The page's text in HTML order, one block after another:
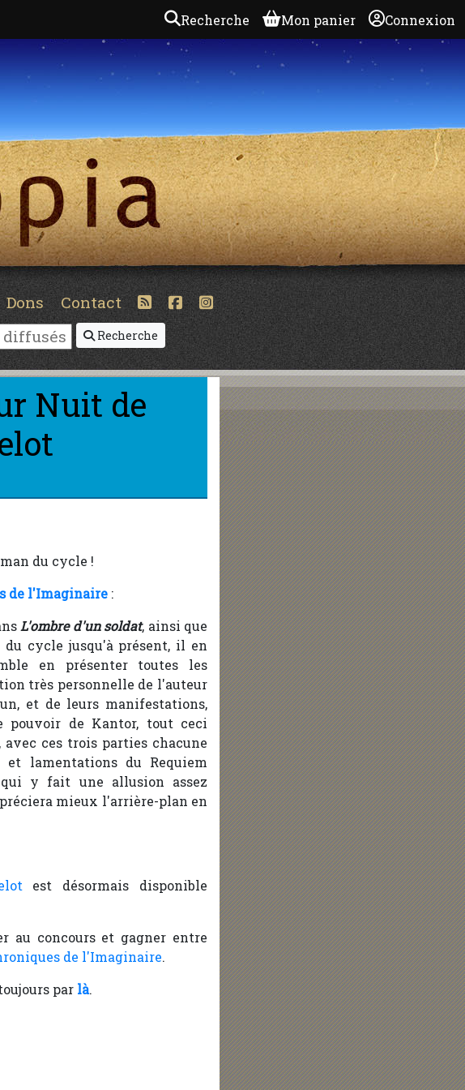
Recherche Mon panier Connexion
Dons Contact
Recherche
Nuit de
du cycle !
de l'Imaginaire :
L'ombre d'un soldat, ainsi que
cycle jusqu'à présent, il en
en présenter toutes les
très personnelle de l'auteur
et de leurs manifestations,
pouvoir de Kantor, tout ceci
ces trois parties chacune
lamentations du Requiem
y fait une allusion assez
mieux l'arrière-plan en
est désormais disponible
au concours et gagner entre
de l'Imaginaire.
par là.